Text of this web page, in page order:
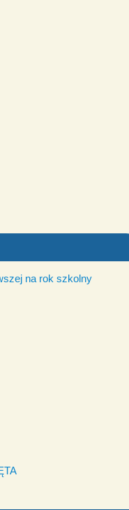
na rok szkolny